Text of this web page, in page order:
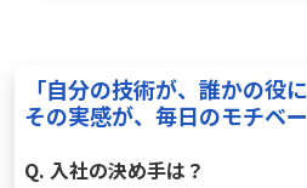
「自分の技術が、誰かの役
その実感が、毎日のモチベー
Q. 入社の決め手は？